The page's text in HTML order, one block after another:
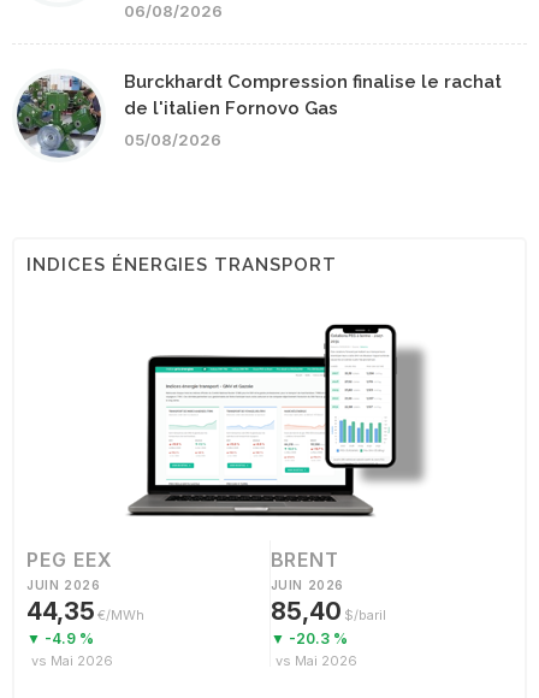
06/08/2026
Burckhardt Compression finalise le rachat
de l'italien Fornovo Gas
05/08/2026
INDICES ÉNERGIES TRANSPORT
PEG EEX
JUIN 2026
44,35 €/MWh
▼ -4.9 %
vs Mai 2026
BRENT
JUIN 2026
85,40 $/baril
▼ -20.3 %
vs Mai 2026